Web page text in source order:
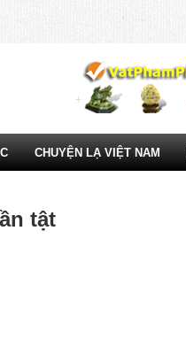
CHUYỆN LẠ VIỆT NAM
tật